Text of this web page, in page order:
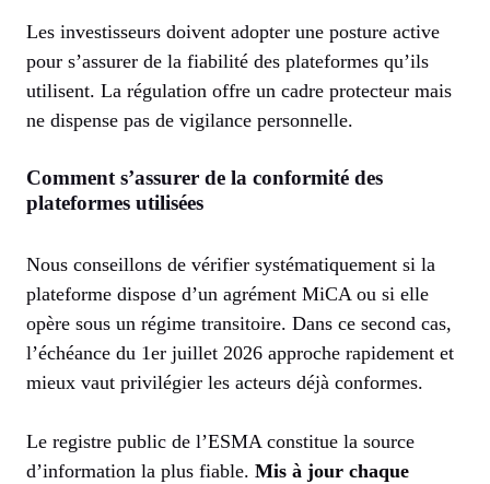
Les investisseurs doivent adopter une posture active
pour s’assurer de la fiabilité des plateformes qu’ils
utilisent. La régulation offre un cadre protecteur mais
ne dispense pas de vigilance personnelle.
Comment s’assurer de la conformité des
plateformes utilisées
Nous conseillons de vérifier systématiquement si la
plateforme dispose d’un agrément MiCA ou si elle
opère sous un régime transitoire. Dans ce second cas,
l’échéance du 1er juillet 2026 approche rapidement et
mieux vaut privilégier les acteurs déjà conformes.
Le registre public de l’ESMA constitue la source
d’information la plus fiable. Mis à jour chaque